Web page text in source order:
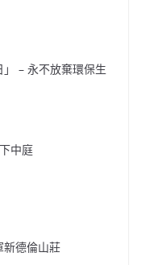
– 永不放棄環保生
中庭
新德倫山莊